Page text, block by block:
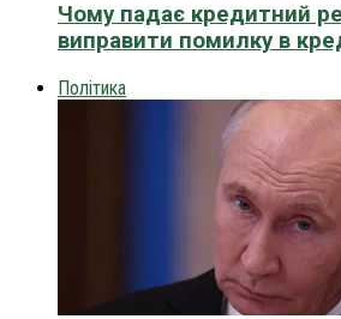
Чому падає кредитний
виправити помилку в
Політика